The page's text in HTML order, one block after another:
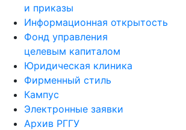
и приказы
Информационная открытость
Фонд управления
целевым капиталом
Юридическая клиника
Фирменный стиль
Кампус
Электронные заявки
Архив РГГУ